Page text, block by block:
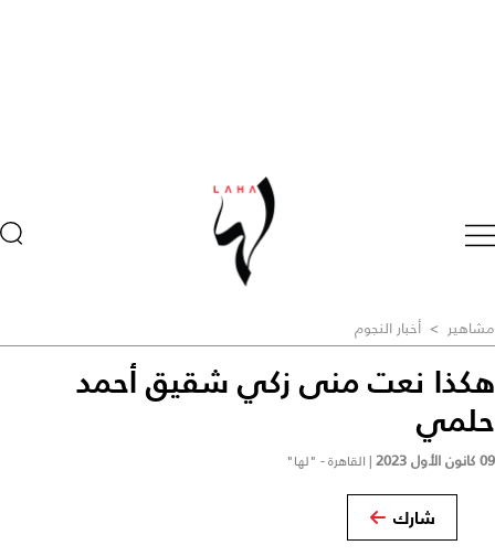
مشاهير > أخبار النجوم
هكذا نعت منى زكي شقيق أحمد
حلمي
09 كانون الأول 2023 | القاهرة - "لها"
شارك